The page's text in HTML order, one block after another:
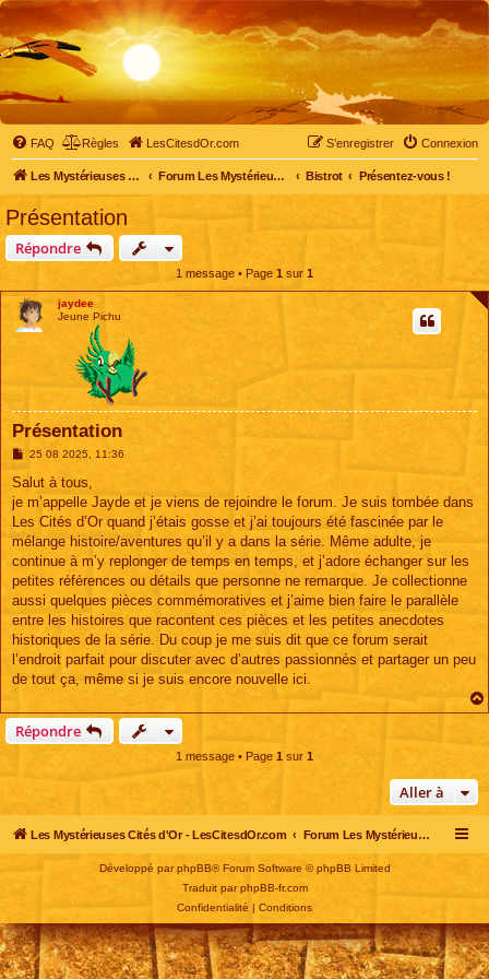
FAQ Règles LesCitesdOr.com Connexion
S’enregistrer
Les Mystérieuses Cités d'Or - LesCitesdOr.com Forum Les Mystérieuses Cités d'Or Bistrot Présentez-vous !
Présentation
Répondre
1 message • Page 1 sur 1
jaydee
Jeune Pichu
Présentation
M
s
a
g
25 08 2025, 11:36
Salut à tous,
je m’appelle Jayde et je viens de rejoindre le forum. Je suis tombée dans
Les Cités d’Or quand j’étais gosse et j’ai toujours été fascinée par le
mélange histoire/aventures qu’il y a dans la série. Même adulte, je
continue à m’y replonger de temps en temps, et j’adore échanger sur les
petites références ou détails que personne ne remarque. Je collectionne
aussi quelques pièces commémoratives et j’aime bien faire le parallèle
entre les histoires que racontent ces pièces et les petites anecdotes
historiques de la série. Du coup je me suis dit que ce forum serait
l’endroit parfait pour discuter avec d’autres passionnés et partager un peu
de tout ça, même si je suis encore nouvelle ici.
Répondre
1 message • Page 1 sur 1
Aller à
Les Mystérieuses Cités d'Or - LesCitesdOr.com Forum Les Mystérieuses Cités d'Or
Développé parphpBB® Forum Software © phpBB Limited
Traduit parphpBB-fr.com
Confidentialité | Conditions